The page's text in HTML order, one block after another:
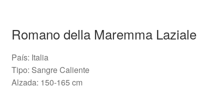
Romano della Maremma Laziale
País: Italia
Tipo: Sangre Caliente
Alzada: 150-165 cm